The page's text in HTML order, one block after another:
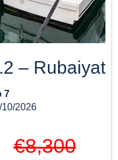
– Rubaiyat
7 Days Trip
2026
€8,300